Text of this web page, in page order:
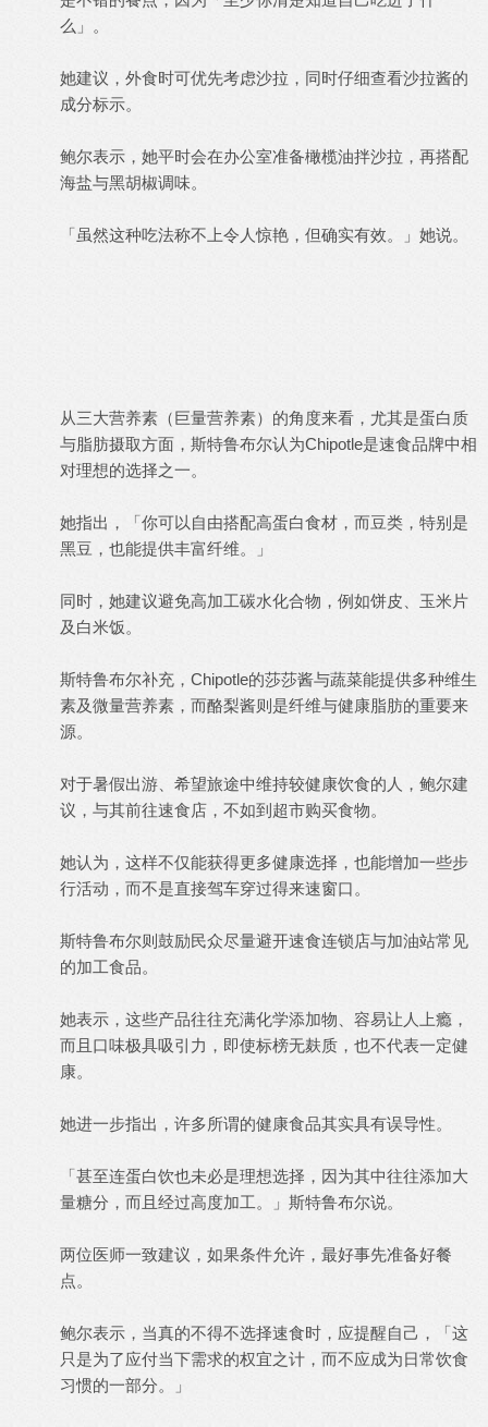
么」。
她建议，外食时可优先考虑沙拉，同时仔细查看沙拉酱的
成分标示。
鲍尔表示，她平时会在办公室准备橄榄油拌沙拉，再搭配
海盐与黑胡椒调味。
「虽然这种吃法称不上令人惊艳，但确实有效。」她说。
从三大营养素（巨量营养素）的角度来看，尤其是蛋白质
与脂肪摄取方面，斯特鲁布尔认为Chipotle是速食品牌中相
对理想的选择之一。
她指出，「你可以自由搭配高蛋白食材，而豆类，特别是
黑豆，也能提供丰富纤维。」
同时，她建议避免高加工碳水化合物，例如饼皮、玉米片
及白米饭。
斯特鲁布尔补充，Chipotle的莎莎酱与蔬菜能提供多种维生
素及微量营养素，而酪梨酱则是纤维与健康脂肪的重要来
源。
对于暑假出游、希望旅途中维持较健康饮食的人，鲍尔建
议，与其前往速食店，不如到超市购买食物。
她认为，这样不仅能获得更多健康选择，也能增加一些步
行活动，而不是直接驾车穿过得来速窗口。
斯特鲁布尔则鼓励民众尽量避开速食连锁店与加油站常见
的加工食品。
她表示，这些产品往往充满化学添加物、容易让人上瘾，
而且口味极具吸引力，即使标榜无麸质，也不代表一定健
康。
她进一步指出，许多所谓的健康食品其实具有误导性。
「甚至连蛋白饮也未必是理想选择，因为其中往往添加大
量糖分，而且经过高度加工。」斯特鲁布尔说。
两位医师一致建议，如果条件允许，最好事先准备好餐
点。
鲍尔表示，当真的不得不选择速食时，应提醒自己，「这
只是为了应付当下需求的权宜之计，而不应成为日常饮食
习惯的一部分。」